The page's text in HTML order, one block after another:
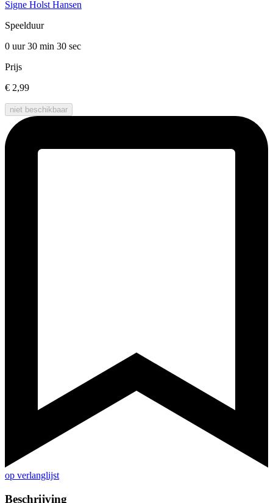
Signe Holst Hansen
Speelduur
0 uur 30 min 30 sec
Prijs
€ 2,99
niet beschikbaar
op verlanglijst
Beschrijving